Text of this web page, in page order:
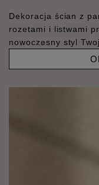
Dekoracja ścian z
rozetami i listwami
nowoczesny styl